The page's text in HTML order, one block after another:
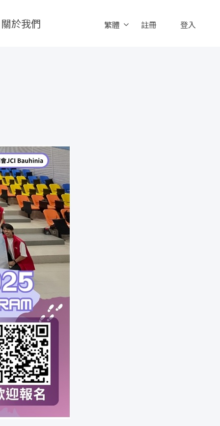
關於我們 繁體 註冊 登入